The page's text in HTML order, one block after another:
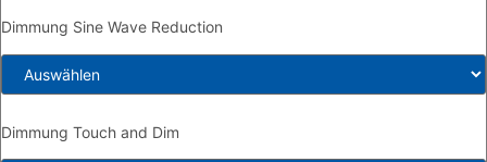
Dimmung Sine Wave Reduction
Dimmung Touch and Dim